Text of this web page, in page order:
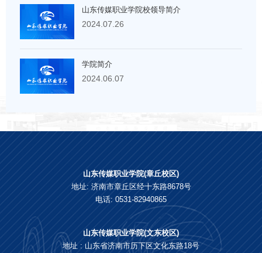
山东传媒职业学院校领导简介
2024.07.26
学院简介
2024.06.07
山东传媒职业学院(章丘校区)
地址: 济南市章丘区经十东路8678号
电话: 0531-82940865
山东传媒职业学院(文东校区)
地址 : 山东省济南市历下区文化东路18号